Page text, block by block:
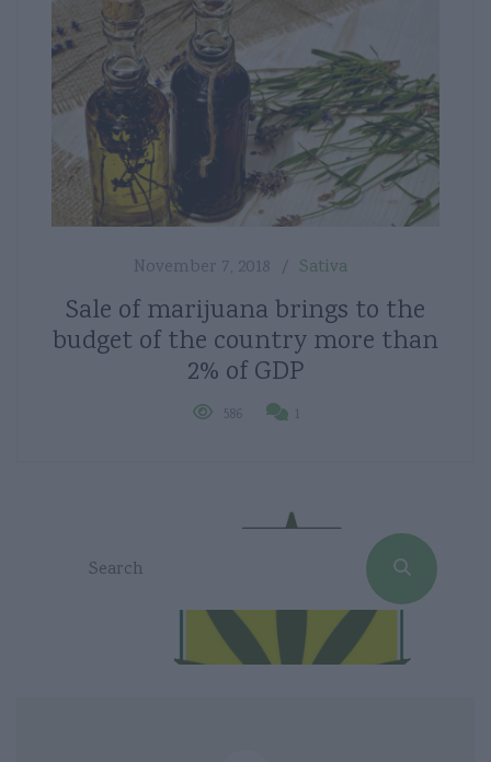
November 7, 2018 Sativa
Sale of marijuana brings to the
budget of the country more than
2% of GDP
586 1